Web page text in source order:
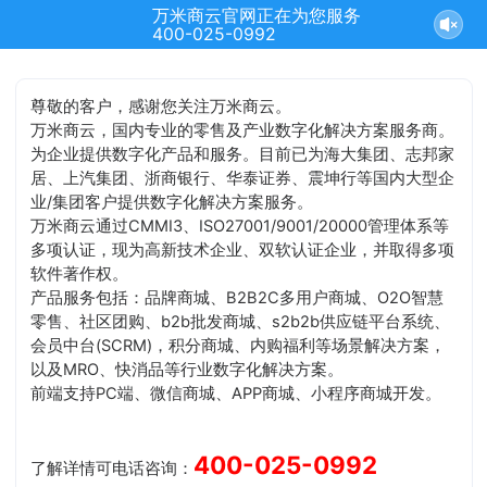
万米商云官网正在为您服务
400-025-0992
尊敬的客户，感谢您关注万米商云。
万米商云，国内专业的零售及产业数字化解决方案服务商。
为企业提供数字化产品和服务。目前已为海大集团、志邦家
居、上汽集团、浙商银行、华泰证券、震坤行等国内大型企
业/集团客户提供数字化解决方案服务。
万米商云通过CMMI3、ISO27001/9001/20000管理体系等
多项认证，现为高新技术企业、双软认证企业，并取得多项
软件著作权。
产品服务包括：品牌商城、B2B2C多用户商城、O2O智慧
零售、社区团购、b2b批发商城、s2b2b供应链平台系统、
会员中台(SCRM)，积分商城、内购福利等场景解决方案，
以及MRO、快消品等行业数字化解决方案。
前端支持PC端、微信商城、APP商城、小程序商城开发。
了解详情可电话咨询： 400-025-0992